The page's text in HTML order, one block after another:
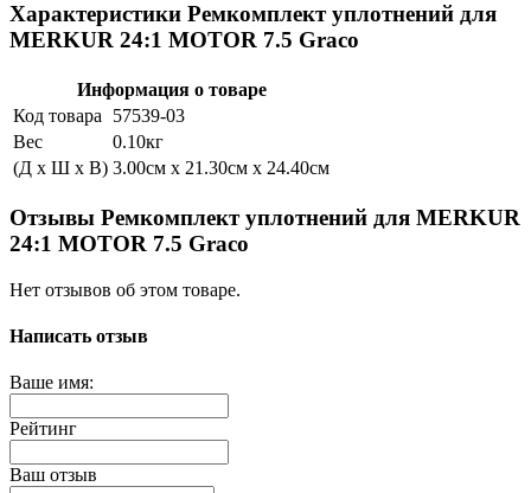
Характеристики Ремкомплект уплотнений для
MERKUR 24:1 MOTOR 7.5 Graco
Информация о товаре
Код товара
57539-03
Вес
0.10кг
(Д x Ш x В) 3.00см x 21.30см x 24.40см
Отзывы Ремкомплект уплотнений для MERKUR
24:1 MOTOR 7.5 Graco
Нет отзывов об этом товаре.
Написать отзыв
Ваше имя:
Рейтинг
Ваш отзыв